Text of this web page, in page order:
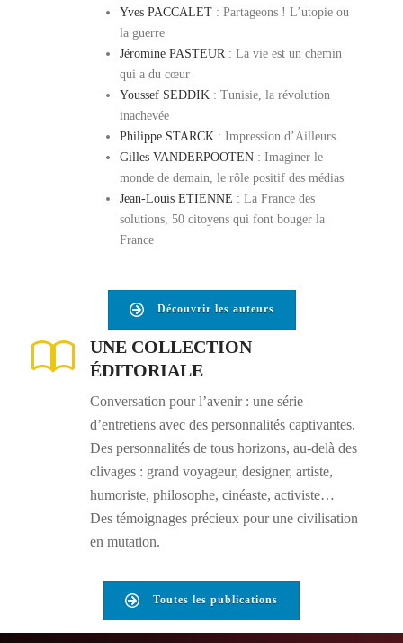
Yves PACCALET: Partageons ! L’utopie ou
la guerre
Jéromine PASTEUR: La vie est un chemin
qui a du cœur
Youssef SEDDIK: Tunisie, la révolution
inachevée
Philippe STARCK: Impression d’Ailleurs
Gilles VANDERPOOTEN: Imaginer le
monde de demain, le rôle positif des médias
Jean-Louis ETIENNE : La France des
solutions, 50 citoyens qui font bouger la
France
Découvrir les auteurs
UNE COLLECTION
ÉDITORIALE
Conversation pour l’avenir : une série
d’entretiens avec des personnalités captivantes.
Des personnalités de tous horizons, au-delà des
clivages : grand voyageur, designer, artiste,
humoriste, philosophe, cinéaste, activiste…
Des témoignages précieux pour une civilisation
en mutation.
Toutes les publications